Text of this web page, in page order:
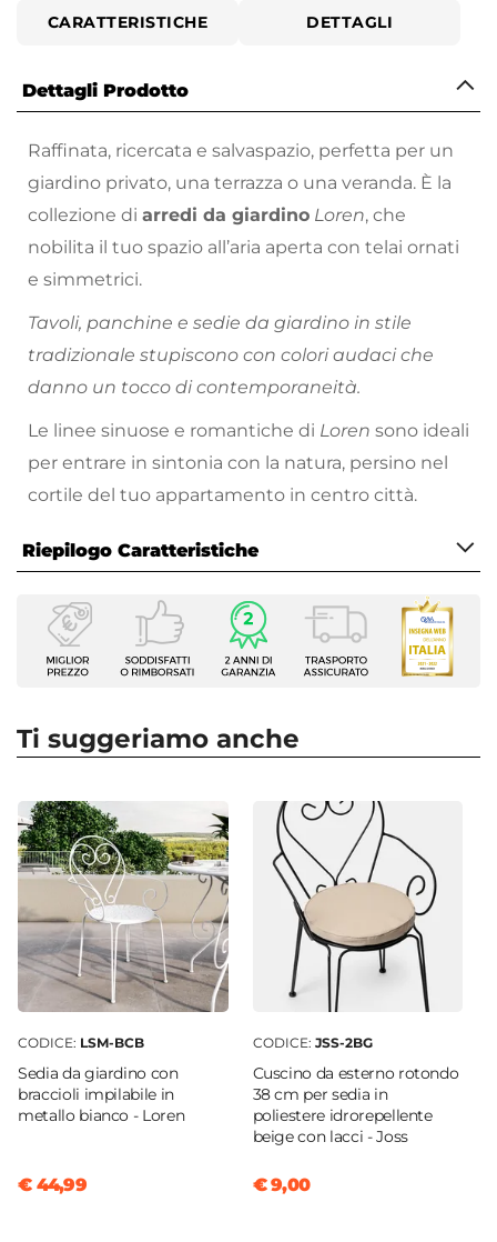
CARATTERISTICHE DETTAGLI
Dettagli Prodotto
Raffinata, ricercata e salvaspazio, perfetta per un
giardino privato, una terrazza o una veranda. È la
collezione di arredi da giardino Loren, che
nobilita il tuo spazio all’aria aperta con telai ornati
e simmetrici.
Tavoli, panchine e sedie da giardino in stile
tradizionale stupiscono con colori audaci che
danno un tocco di contemporaneità.
Le linee sinuose e romantiche di Loren sono ideali
per entrare in sintonia con la natura, persino nel
cortile del tuo appartamento in centro città.
Riepilogo Caratteristiche
Caratteristiche Generali
Tipologia
Set pranzo
Numero Elementi
Serie
Loren
Caratteristiche Sedie
Tipologia
Sedia
Altezza
89 cm
40,5 cm
Profondità
55 cm
4 elementi
Ti suggeriamo anche
CODICE: LSM-BCB
Sedia da giardino con
braccioli impilabile in
metallo bianco - Loren
€ 44,99
CODICE: JSS-2BG
Cuscino da esterno rotondo
38 cm per sedia in
poliestere idrorepellente
beige con lacci - Joss
€ 9,00